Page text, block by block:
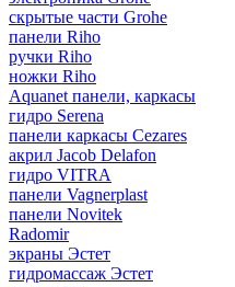
скрытые части Grohe
панели Riho
ручки Riho
ножки Riho
Aquanet панели, каркасы
гидро Serena
панели каркасы Cezares
акрил Jacob Delafon
гидро VITRA
панели Vagnerplast
панели Novitek
Radomir
экраны Эстет
гидромассаж Эстет